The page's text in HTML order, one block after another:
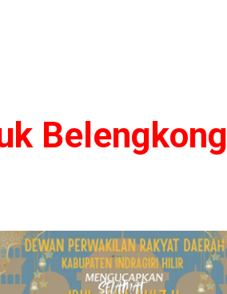
Belengkong